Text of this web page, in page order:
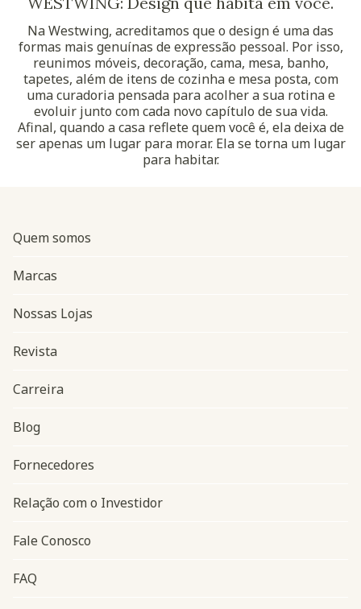
Na Westwing, acreditamos que o design é uma das
formas mais genuínas de expressão pessoal. Por isso,
reunimos móveis, decoração, cama, mesa, banho,
tapetes, além de itens de cozinha e mesa posta, com
uma curadoria pensada para acolher a sua rotina e
evoluir junto com cada novo capítulo de sua vida.
Afinal, quando a casa reflete quem você é, ela deixa de
ser apenas um lugar para morar. Ela se torna um lugar
para habitar.
Navegação do rodapé
Quem somos
Marcas
Nossas Lojas
Revista
Carreira
Blog
Fornecedores
Relação com o Investidor
Fale Conosco
FAQ